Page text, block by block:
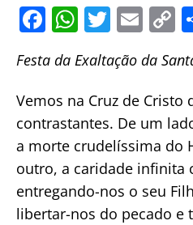
F
c
e
b
o
o
k
W
at
s
A
p
p
T
itt
er
E
m
ai
l
C
p
y
n
k
Festa da Exaltação da
Vemos na Cruz de Cristo
contrastantes. De um
a morte crudelíssima do
outro, a caridade infinita
entregando-nos o seu
libertar-nos do pecado e